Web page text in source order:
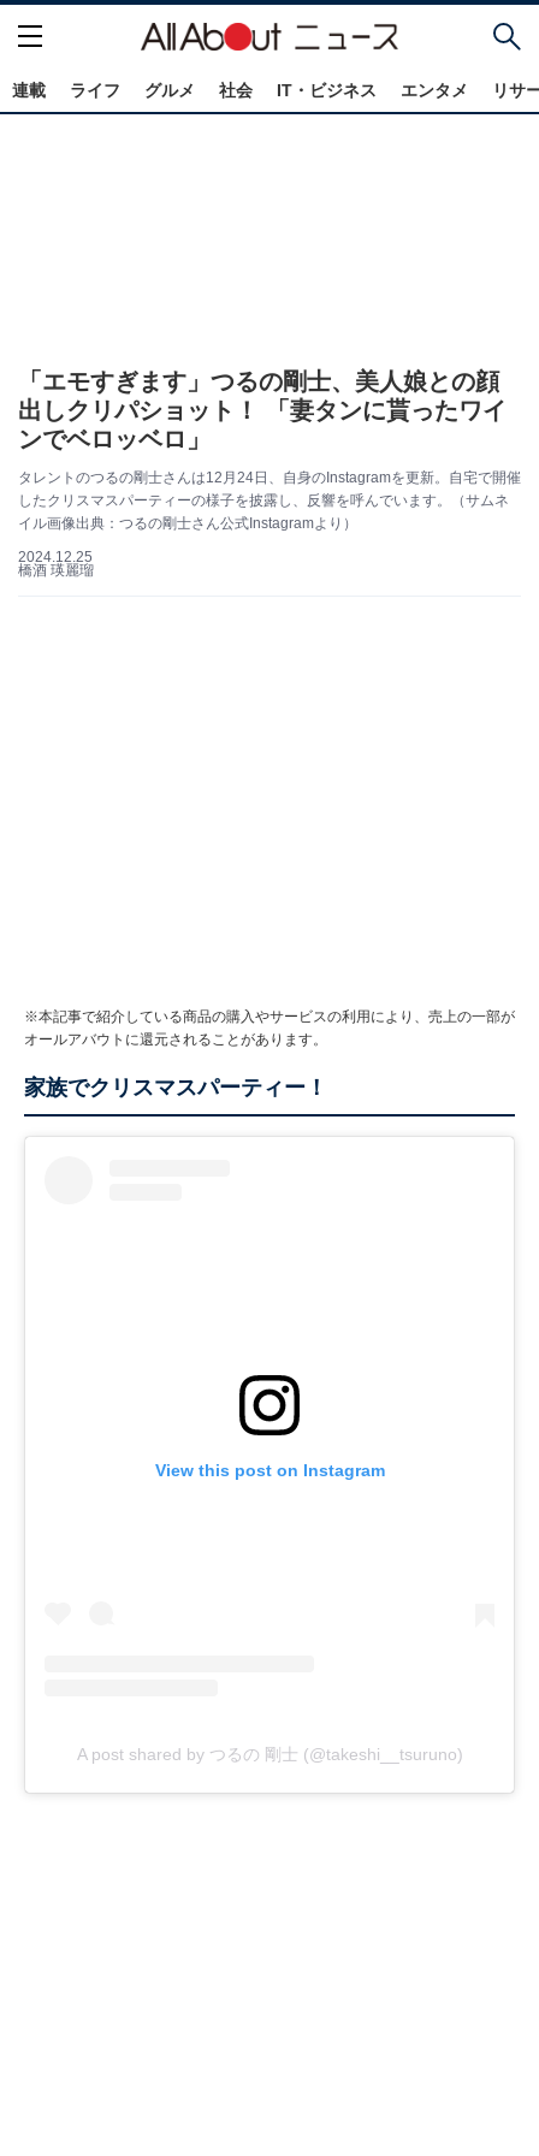
連載 ライフ グルメ 社会 IT・ビジネス エンタメ リサ
「エモすぎます」つるの剛士、美人娘との顔
出しクリパショット！ 「妻タンに貰ったワイ
ンでベロッベロ」
タレントのつるの剛士さんは12月24日、自身のInstagramを更新。自宅で開催
したクリスマスパーティーの様子を披露し、反響を呼んでいます。（サムネ
イル画像出典：つるの剛士さん公式Instagramより）
2024.12.25
橋酒 瑛麗瑠
※本記事で紹介している商品の購入やサービスの利用により、売上の一部が
オールアバウトに還元されることがあります。
家族でクリスマスパーティー！
View this post on Instagram
A post shared by つるの 剛士 (@takeshi__tsuruno)